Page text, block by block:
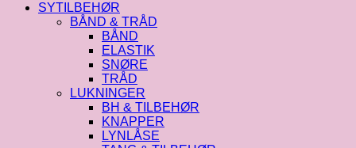
SYTILBEHØR
BÅND & TRÅD
BÅND
ELASTIK
SNØRE
TRÅD
LUKNINGER
BH & TILBEHØR
KNAPPER
LYNLÅSE